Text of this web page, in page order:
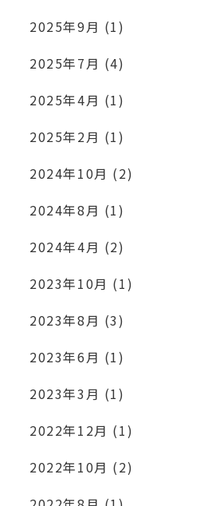
2025年9月 (1)
2025年7月 (4)
2025年4月 (1)
2025年2月 (1)
2024年10月 (2)
2024年8月 (1)
2024年4月 (2)
2023年10月 (1)
2023年8月 (3)
2023年6月 (1)
2023年3月 (1)
2022年12月 (1)
2022年10月 (2)